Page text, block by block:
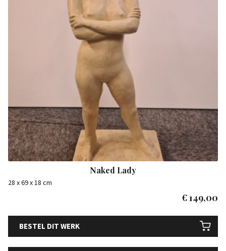
Naked Lady
28 x 69 x 18 cm
€149,00
BESTEL DIT WERK